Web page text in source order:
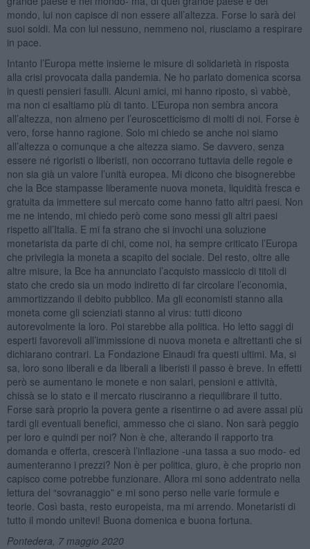
mondo, lui non capisce di non essere all’altezza. Forse lo sarà dei
suoi soldi. Ma con lui nessuno, nemmeno noi, riusciamo a respirare
in pace.
Intanto l’Europa mette insieme le misure di solidarietà in risposta
alla crisi provocata dalla pandemia. Ne ho parlato domenica scorsa
in questi pensieri fasulli. Alcuni amici, mi hanno riposto, sì vabbè,
ma non ci esaltiamo più di tanto. L’Europa non sembra ancora
all’altezza, non almeno per l’euroscetticismo di molti di noi. Forse è
vero, forse hanno ragione. Solo mi chiedo se anche noi siamo
all’altezza o comunque a che altezza siamo. Se davvero, senza
essere né rigoristi o liberisti, non occorrano tuttavia delle regole e
non sia già un valore l’unità europea. Mi dicono che bisognerebbe
che la Bce stampasse liberamente nuova moneta, liquidità fresca e
gratuita da immettere sul mercato come hanno fatto altri paesi. Non
me ne intendo, mi chiedo però come sono messi gli altri paesi
rispetto all’Italia. E mi fa strano che si invochi una soluzione
monetarista da parte di chi, come noi, ha sempre criticato l’Europa
che privilegia la moneta a scapito del sociale. Del resto, oltre alle
altre misure, la Bce ha annunciato l’acquisto massiccio di titoli di
stato che credo sia un modo indiretto di far circolare l’economia,
ammortizzando il debito pubblico. Ma gli economisti stanno alla
moneta come gli scienziati stanno al virus: tutti dicono
autorevolmente la loro. Poi starebbe alla politica. Ho letto saggi di
esperti favorevoli all’immissione di nuova moneta e altrettanti che si
dichiarano contrari. La Fondazione Einaudi fra questi ultimi. Ma, si
sa, loro sono liberali e da liberali a liberisti il passo è breve. In effetti
però se aumentano le monete e non salari, pensioni e attività,
chissà se lo stato e il mercato riusciranno a riequilibrare il tutto.
Forse sarà proprio la povera gente a risentirne o ad avere assai più
tardi gli eventuali benefici, ammesso che ci siano. Non sarà peggio
per loro e quindi per noi? Non è che, alterando il rapporto tra
domanda e offerta, crescerà l’inflazione -una tassa a suo modo- ed
aumenteranno i prezzi? Non è per politica, giuro, è che proprio non
capisco come potrebbe funzionare. Allora mi sono addentrato nella
lettura del “sovranaggio” e mi sono perso nelle varie formule e
teorie. Così basta, resto europeista, ma mi arrendo. Monetaristi di
tutto il mondo unitevi! Buona domenica e buona fortuna.
Pontedera, 7 maggio 2020